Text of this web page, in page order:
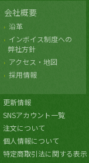
会社概要
沿革
インボイス制度への
弊社方針
アクセス・地図
採用情報
更新情報
SNSアカウント一覧
注文について
個人情報について
特定商取引法に関する表示